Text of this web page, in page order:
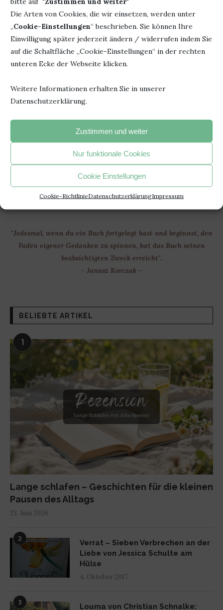
Die Arten von Cookies, die wir einsetzen, werden unter
„Cookie-Einstellungen“ beschrieben. Sie können Ihre
Einwilligung später jederzeit ändern / widerrufen indem Sie
auf die Schaltfläche „Cookie-Einstellungen“ in der rechten
unteren Ecke der Webseite klicken.
Weitere Informationen erhalten Sie in unserer
Datenschutzerklärung.
Zustimmen und weiter
Nur funktionale Cookies
Cookie Einstellungen
Cookie-RichtlinieDatenschutzerklärungImpressum
Autor:Emma Carroll
Titel: Das Mädchen mit
den Schwefelhölzern
2024
Herausgeber: Woow
Books
Seiten: 208
"Jedesmal, wenn du ein Buch fortgelegt hast und beginnst, den
Faden eigener Gedanken zu spinnen, hat das Buch seinen
beabsichtigten Zweck erreicht".
- Janusz Korczak –
BELIEBTE ARTIKEL
1
Lange schlafen – Geschichten für die kleinen
Pausen des Alltags
23. Juni 2026
2
Verrat – Sieben Verbrechen an der
Liebe von Jessica Schulte am
Hülse
4. Oktober 2017
3
Louma von Christian Schnalke: